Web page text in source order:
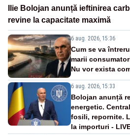
Ilie Bolojan anunță ieftinirea
revine la capacitate maximă
6 aug. 2026, 15:36
Cum se va
marii
Nu vor exista
6 aug. 2026, 15:33
Bolojan anunță
energetic.
fosili, repornite.
la importuri -